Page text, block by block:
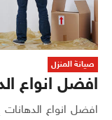
صيانة المنزل
افضل انواع
افضل انواع